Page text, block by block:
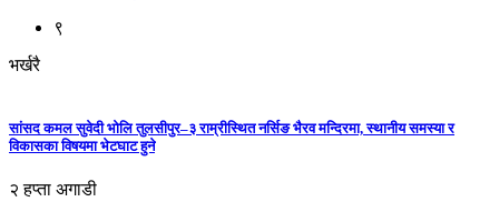
९
भर्खरै
सांसद कमल सुवेदी भोलि तुलसीपुर–३ राम्रीस्थित नर्सिङ भैरव मन्दिरमा, स्थानीय समस्या र
विकासका विषयमा भेटघाट हुने
२ हप्ता अगाडी